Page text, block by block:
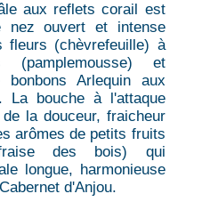
aux reflets corail est
nez ouvert et intense
fleurs (chèvrefeuille) à
et
Arlequin aux
La bouche à l'attaque
la douceur, fraicheur
arômes de petits fruits
des bois) qui
longue, harmonieuse
d'Anjou.